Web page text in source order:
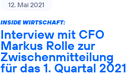
12. Mai 2021
INSIDE WIRTSCHAFT:
Interview mit CFO
Markus Rolle zur
Zwischenmitteilung
für das 1. Quartal 2021